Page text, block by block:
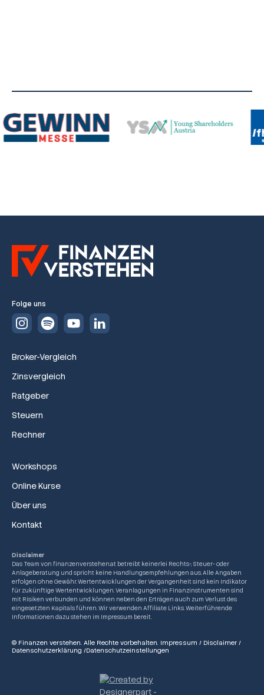
Folge uns
Broker-Vergleich
Zinsvergleich
Ratgeber
Steuern
Rechner
Workshops
Online Kurse
Über uns
Kontakt
Disclaimer
Das Team von finanzenverstehen.at betreibt keinerlei Rechts-, Steuer- oder
Anlageberatung und spricht keine Handlungsempfehlungen aus. Alle Angaben
erfolgen ohne Gewähr. Wertentwicklungen der Vergangenheit sind kein Indikator
für zukünftige Wertentwicklungen. Veranlagungen in Finanzinstrumenten sind
mit Risiken verbunden und können neben den Erträgen auch zum Verlust des
eingesetzten Kapitals führen. Wir verwenden Affiliate Links. Weiterführende
Informationen dazu stehen im Impressum bereit.
© Finanzen verstehen. Alle Rechte vorbehalten. Impressum / Disclaimer /
Datenschutzerklärung /Datenschutzeinstellungen